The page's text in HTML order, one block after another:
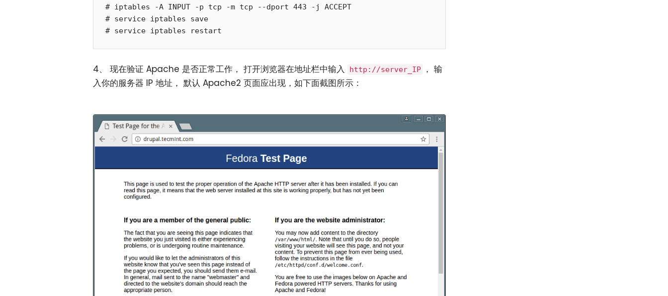
# iptables -A INPUT -p tcp -m tcp --dport 443 -j ACCEPT
# service iptables save
4、 现在验证 Apache 是否正常工作， 打开浏览器在地址栏中输入 http://server_IP
， 输
入你的服务器 IP 地址， 默认 Apache2 页面应出现，如下面截图所示：